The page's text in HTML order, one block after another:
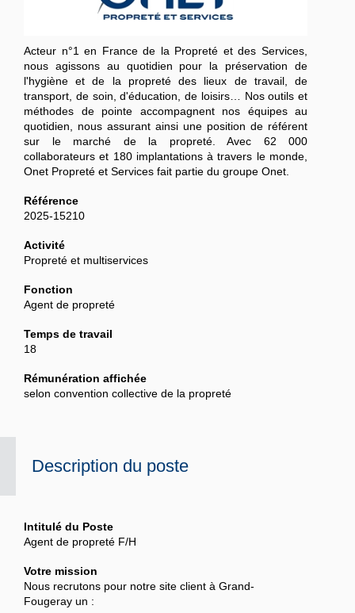
Description du poste
Intitulé du Poste
Agent de propreté F/H
Votre mission
Nous recrutons pour notre site client à Grand-
Fougeray un :
Acteur n°1 en France de la Propreté et des Services,
nous agissons au quotidien pour la préservation de
l'hygiène et de la propreté des lieux de travail, de
transport, de soin, d'éducation, de loisirs… Nos outils et
méthodes de pointe accompagnent nos équipes au
quotidien, nous assurant ainsi une position de référent
sur le marché de la propreté. Avec 62 000
collaborateurs et 180 implantations à travers le monde,
Onet Propreté et Services fait partie du groupe Onet.
Référence
2025-15210
Activité
Propreté et multiservices
Fonction
Agent de propreté
Temps de travail
18
Rémunération affichée
‎selon convention collective de la propreté